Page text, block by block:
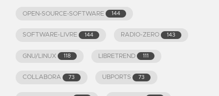
OPEN-SOURCE-SOFTWARE 144
SOFTWARE-LIVRE 144 RADIO-ZERO 143
GNU/LINUX 118 LIBRETREND 111
COLLABORA 73 UBPORTS 73